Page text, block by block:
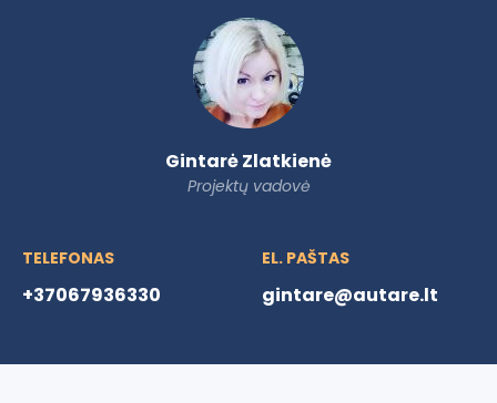
Gintarė Zlatkienė
Projektų vadovė
TELEFONAS
+37067936330
EL. PAŠTAS
gintare@autare.lt